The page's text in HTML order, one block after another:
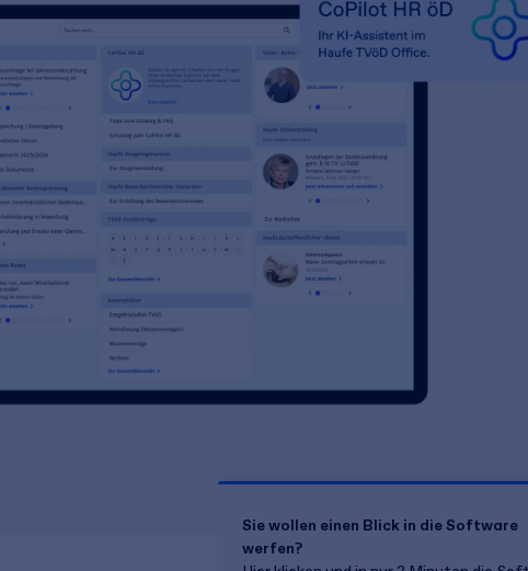
Sie wollen einen Blick in die Software
werfen?